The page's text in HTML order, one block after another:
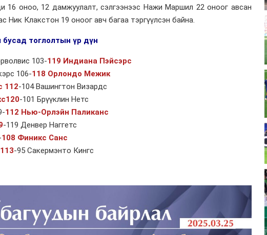
16 оноо, 12 дамжуулалт, сэлгээнээс Нажи Маршил 22 оноог авсан
Ник Клакстон 19 оноог авч багаа тэргүүлсэн байна.
тоглолтын үр дүн
103-119 Индиана Пэйсэрс
106-118 Орлондо Межик
112-104 Вашингтон Визардс
-101 Брүүклин Нетс
112 Нью-Орлэйн Паликанс
-119 Денвер Наггетс
108 Финикс Санс
-95 Сакермэнто Кингс